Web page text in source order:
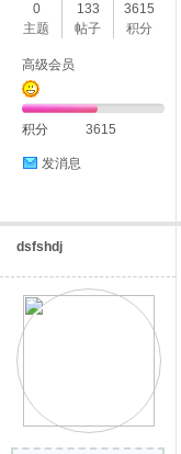
0
主题
133
帖子
3615
积分
高级会员
积分 3615
发消息
dsfshdj